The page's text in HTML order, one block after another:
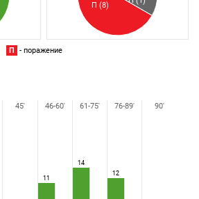
П (8)
П - поражение
11
14
12
45' 46-60' 61-75' 76-89' 90'